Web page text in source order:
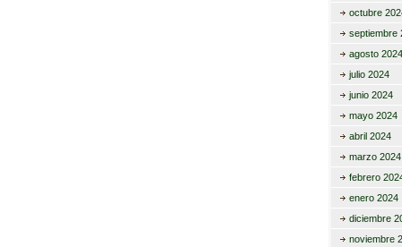
octubre
septiembre
agosto 2024
julio 2024
junio 2024
mayo 2024
abril 2024
marzo 2024
febrero
enero 2024
diciembre
noviembre